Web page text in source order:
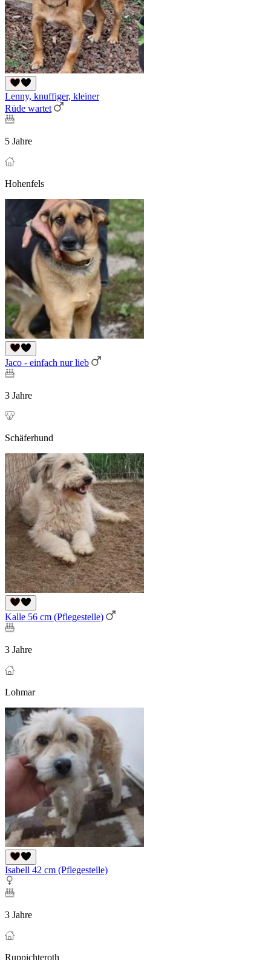
Lenny, knuffiger, kleiner
Rüde wartet
5 Jahre
Hohenfels
Jaco - einfach nur lieb
3 Jahre
Schäferhund
Kalle 56 cm (Pflegestelle)
3 Jahre
Lohmar
Isabell 42 cm (Pflegestelle)
3 Jahre
Ruppichteroth